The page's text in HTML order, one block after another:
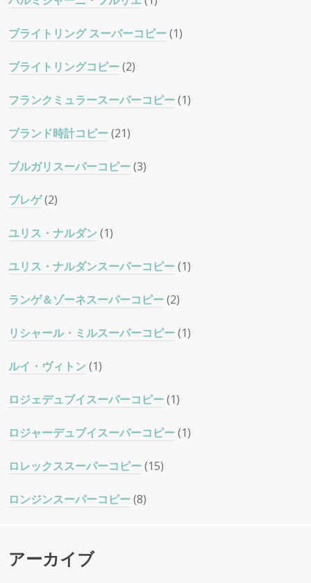
ブライトリング スーパーコピー(1)
ブライトリングコピー(2)
フランクミュラースーパーコピー(1)
ブランド時計コピー(21)
ブルガリスーパーコピー(3)
ブレゲ(2)
ユリス・ナルダン (1)
ユリス・ナルダンスーパーコピー(1)
ランゲ＆ゾーネスーパーコピー(2)
リシャール・ミルスーパーコピー(1)
ルイ・ヴィトン (1)
ロジェデュブイスーパーコピー(1)
ロジャーデュブイスーパーコピー(1)
ロレックススーパーコピー(15)
ロンジンスーパーコピー(8)
アーカイブ